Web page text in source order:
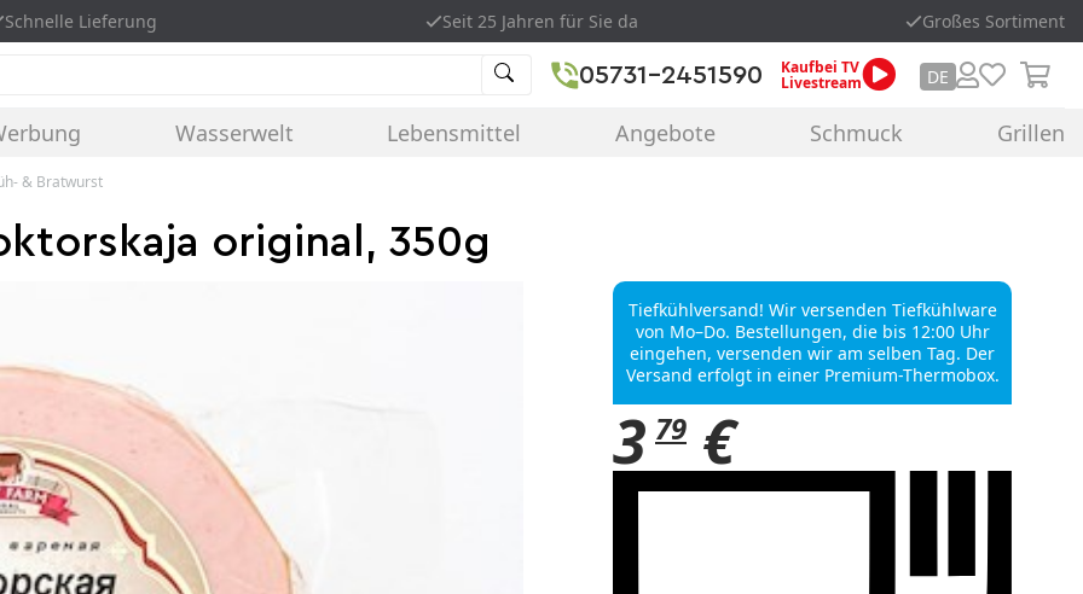
Schnelle Lieferung Seit 25 Jahren für Sie da Großes Sortiment
05731-2451590 Kaufbei TV
Livestream DE
Wasserwelt Lebensmittel Angebote Schmuck Grillen
& Bratwurst
original, 350g
Tiefkühlversand! Wir versenden Tiefkühlware
von Mo–Do. Bestellungen, die bis 12:00 Uhr
eingehen, versenden wir am selben Tag. Der
Versand erfolgt in einer Premium-Thermobox.
3 79 €